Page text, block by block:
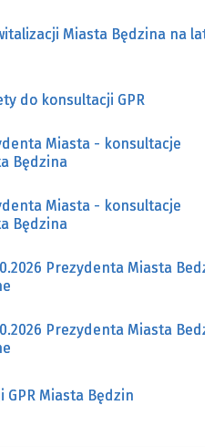
Miasta Będzina na
do konsultacji GPR
Miasta - konsultacje
Będzina
Miasta - konsultacje
Będzina
Prezydenta Miasta
Prezydenta Miasta
Miasta Będzin